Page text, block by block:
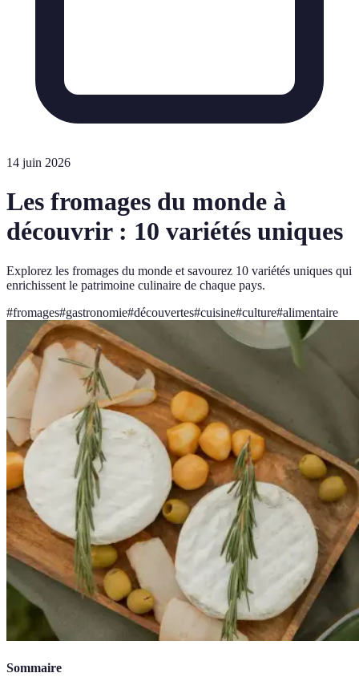
14 juin 2026
Les fromages du monde à
découvrir : 10 variétés uniques
Explorez les fromages du monde et savourez 10 variétés uniques qui
enrichissent le patrimoine culinaire de chaque pays.
#fromages#gastronomie#découvertes#cuisine#culture#alimentaire
Sommaire